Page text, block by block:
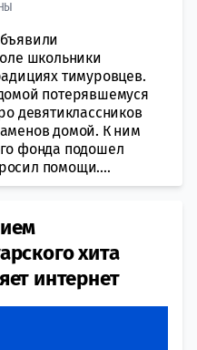
школьники
тимуровцев.
потерявшемуся
девятиклассников
домой. К ним
фонда подошел
помощи....
хита
интернет